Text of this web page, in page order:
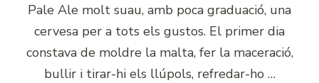
Pale Ale molt suau, amb poca graduació, una
cervesa per a tots els gustos. El primer dia
constava de moldre la malta, fer la maceració,
bullir i tirar-hi els llúpols, refredar-ho …